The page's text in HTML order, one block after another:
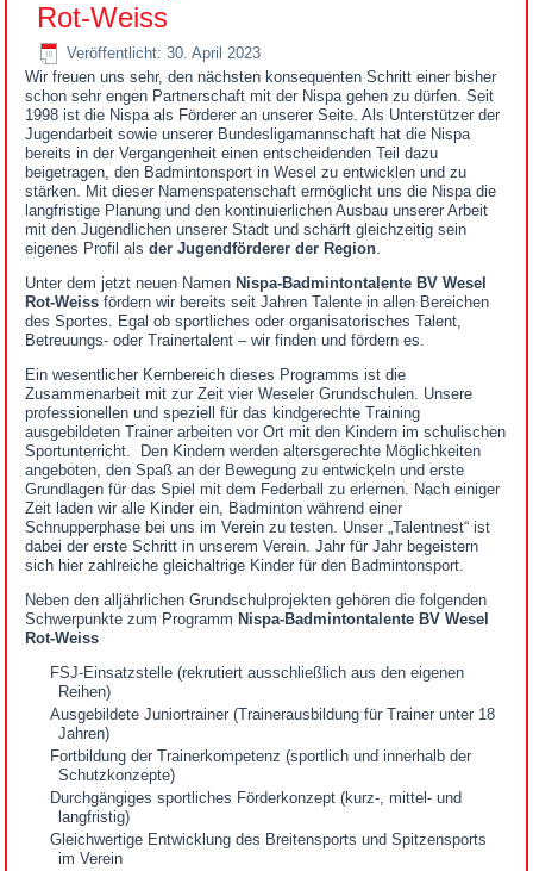
Rot-Weiss
Veröffentlicht: 30. April 2023
Wir freuen uns sehr, den nächsten konsequenten Schritt einer bisher
schon sehr engen Partnerschaft mit der Nispa gehen zu dürfen. Seit
1998 ist die Nispa als Förderer an unserer Seite. Als Unterstützer der
Jugendarbeit sowie unserer Bundesligamannschaft hat die Nispa
bereits in der Vergangenheit einen entscheidenden Teil dazu
beigetragen, den Badmintonsport in Wesel zu entwicklen und zu
stärken. Mit dieser Namenspatenschaft ermöglicht uns die Nispa die
langfristige Planung und den kontinuierlichen Ausbau unserer Arbeit
mit den Jugendlichen unserer Stadt und schärft gleichzeitig sein
eigenes Profil alsder Jugendförderer der Region.
Unter dem jetzt neuen Namen Nispa-Badmintontalente BV Wesel
Rot-Weissfördern wir bereits seit Jahren Talente in allen Bereichen
des Sportes. Egal ob sportliches oder organisatorisches Talent,
Betreuungs- oder Trainertalent – wir finden und fördern es.
Ein wesentlicher Kernbereich dieses Programms ist die
Zusammenarbeit mit zur Zeit vier Weseler Grundschulen. Unsere
professionellen und speziell für das kindgerechte Training
ausgebildeten Trainer arbeiten vor Ort mit den Kindern im schulischen
Sportunterricht. Den Kindern werden altersgerechte Möglichkeiten
angeboten, den Spaß an der Bewegung zu entwickeln und erste
Grundlagen für das Spiel mit dem Federball zu erlernen. Nach einiger
Zeit laden wir alle Kinder ein, Badminton während einer
Schnupperphase bei uns im Verein zu testen. Unser „Talentnest“ ist
dabei der erste Schritt in unserem Verein. Jahr für Jahr begeistern
sich hier zahlreiche gleichaltrige Kinder für den Badmintonsport.
Neben den alljährlichen Grundschulprojekten gehören die folgenden
Schwerpunkte zum Programm Nispa-Badmintontalente BV Wesel
Rot-Weiss
FSJ-Einsatzstelle (rekrutiert ausschließlich aus den eigenen
Reihen)
Ausgebildete Juniortrainer (Trainerausbildung für Trainer unter 18
Jahren)
Fortbildung der Trainerkompetenz (sportlich und innerhalb der
Schutzkonzepte)
Durchgängiges sportliches Förderkonzept (kurz-, mittel- und
langfristig)
Gleichwertige Entwicklung des Breitensports und Spitzensports
im Verein